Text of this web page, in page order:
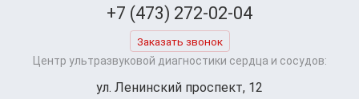
+7 (473) 272-02-04
Заказать звонок
Центр ультразвуковой диагностики сердца и сосудов:
ул. Ленинский проспект, 12